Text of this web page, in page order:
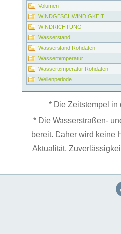
Volumen
WINDGESCHWINDIGKEIT
WINDRICHTUNG
Wasserstand
Wasserstand Rohdaten
Wassertemperatur
Wassertemperatur Rohdaten
Wellenperiode
* Die Zeitstempel in
* Die Wasserstraßen-
bereit. Daher wird keine
Aktualität,